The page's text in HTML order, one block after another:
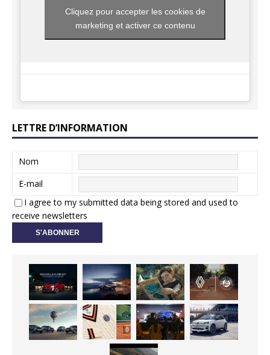
Cliquez pour accepter les cookies de
marketing et activer ce contenu
LETTRE D’INFORMATION
Nom
E-mail
I agree to my submitted data being stored and used to
receive newsletters